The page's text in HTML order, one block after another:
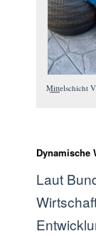
Mittelschicht
Dynamische
Laut